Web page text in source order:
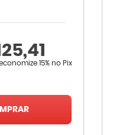
15% no Pix